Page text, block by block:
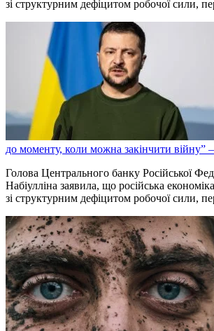
зі структурним дефіцитом робочої сили,
до моменту, коли можна закінчити війну”
Голова Центрального банку Російської
Набіулліна заявила, що російська
зі структурним дефіцитом робочої сили,